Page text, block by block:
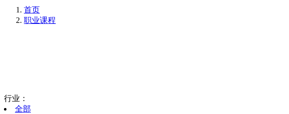
首页
职业课程
行业：
全部